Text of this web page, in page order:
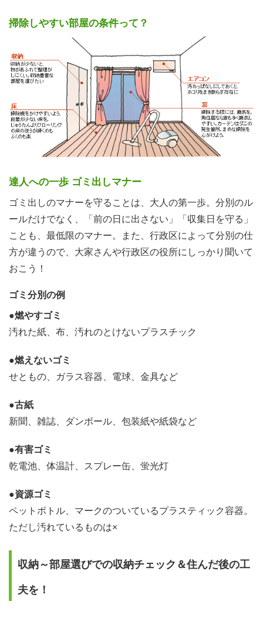
掃除しやすい部屋の条件って？
達人への一歩 ゴミ出しマナー
ゴミ出しのマナーを守ることは、大人の第一歩。分別のル
ールだけでなく、「前の日に出さない」「収集日を守る」
ことも、最低限のマナー。また、行政区によって分別の仕
方が違うので、大家さんや行政区の役所にしっかり聞いて
おこう！
ゴミ分別の例
●燃やすゴミ
汚れた紙、布、汚れのとけないプラスチック
●燃えないゴミ
せともの、ガラス容器、電球、金具など
●古紙
新聞、雑誌、ダンボール、包装紙や紙袋など
●有害ゴミ
乾電池、体温計、スプレー缶、蛍光灯
●資源ゴミ
ペットボトル、マークのついているプラスティック容器。
ただし汚れているものは×
収納～部屋選びでの収納チェック＆住んだ後の工
夫を！